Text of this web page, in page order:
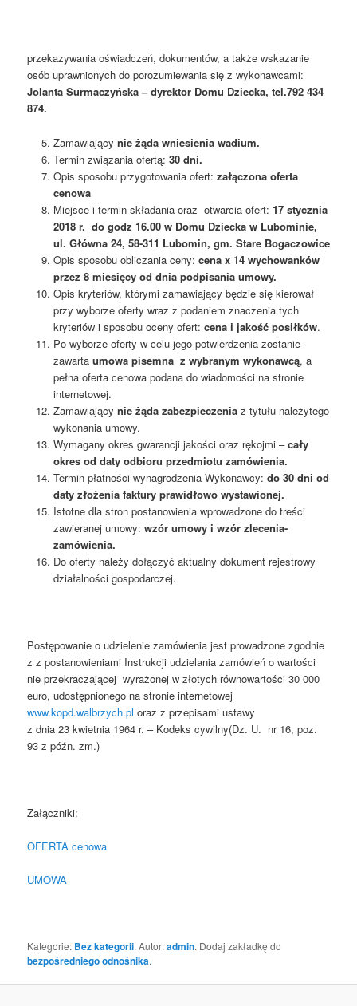
przekazywania oświadczeń, dokumentów, a także wskazanie
osób uprawnionych do porozumiewania się z wykonawcami:
Jolanta Surmaczyńska – dyrektor Domu Dziecka, tel.792 434
874.
Zamawiający nie żąda wniesienia wadium.
Termin związania ofertą: 30 dni.
Opis sposobu przygotowania ofert: załączona oferta
cenowa
Miejsce i termin składania oraz otwarcia ofert: 17 stycznia
2018 r. do godz 16.00 w Domu Dziecka w Lubominie,
ul. Główna 24, 58-311 Lubomin, gm. Stare Bogaczowice
Opis sposobu obliczania ceny: cena x 14 wychowanków
przez 8 miesięcy od dnia podpisania umowy.
Opis kryteriów, którymi zamawiający będzie się kierował
przy wyborze oferty wraz z podaniem znaczenia tych
kryteriów i sposobu oceny ofert: cena i jakość posiłków.
Po wyborze oferty w celu jego potwierdzenia zostanie
zawarta umowa pisemna z wybranym wykonawcą, a
pełna oferta cenowa podana do wiadomości na stronie
internetowej.
Zamawiający nie żąda zabezpieczenia z tytułu należytego
wykonania umowy.
Wymagany okres gwarancji jakości oraz rękojmi –cały
okres od daty odbioru przedmiotu zamówienia.
Termin płatności wynagrodzenia Wykonawcy: do 30 dni od
daty złożenia faktury prawidłowo wystawionej.
Istotne dla stron postanowienia wprowadzone do treści
zawieranej umowy: wzór umowy i wzór zlecenia-
zamówienia.
Do oferty należy dołączyć aktualny dokument rejestrowy
działalności gospodarczej.
Postępowanie o udzielenie zamówienia jest prowadzone zgodnie
z z postanowieniami Instrukcji udzielania zamówień o wartości
nie przekraczającej wyrażonej w złotych równowartości 30 000
euro, udostępnionego na stronie internetowej
www.kopd.walbrzych.pl oraz z przepisami ustawy
z dnia 23 kwietnia 1964 r. – Kodeks cywilny(Dz. U. nr 16, poz.
93 z późn. zm.)
Załączniki:
OFERTA cenowa
UMOWA
Kategorie: Bez kategorii. Autor:admin. Dodaj zakładkę do
bezpośredniego odnośnika.